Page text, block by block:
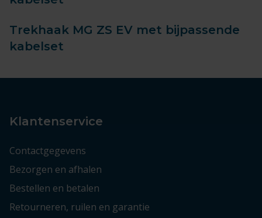
Trekhaak MG ZS EV met bijpassende
kabelset
Klantenservice
Contactgegevens
Bezorgen en afhalen
Bestellen en betalen
Retourneren, ruilen en garantie